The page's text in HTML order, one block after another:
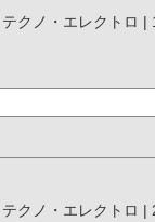
クノ・エレクトロ |
クノ・エレクトロ |